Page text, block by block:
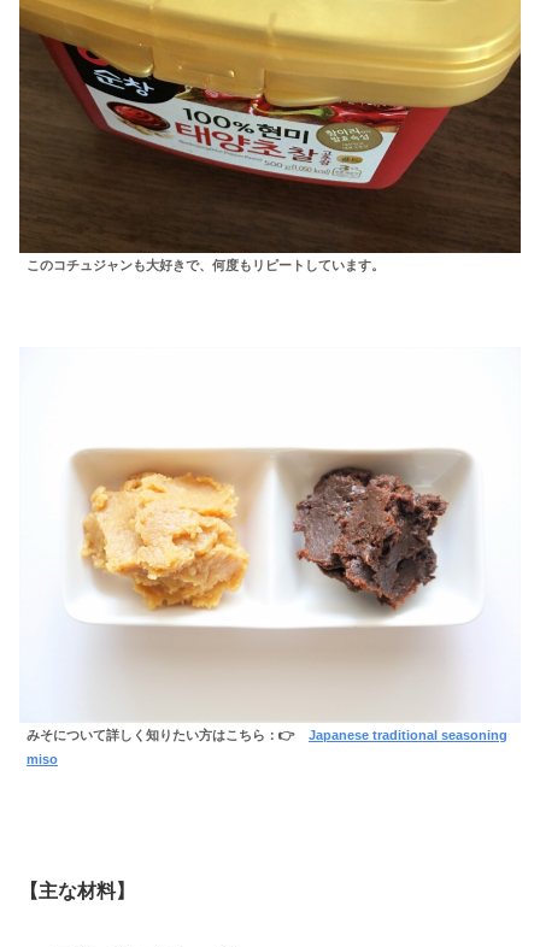
このコチュジャンも大好きで、何度もリピートしています。
みそについて詳しく知りたい方はこちら：👉 Japanese traditional seasoning
miso
【主な材料】